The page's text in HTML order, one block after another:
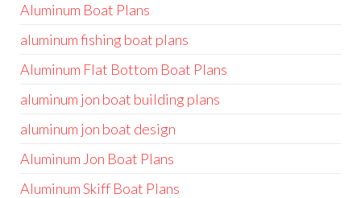
Aluminum Boat Plans
aluminum fishing boat plans
Aluminum Flat Bottom Boat Plans
aluminum jon boat building plans
aluminum jon boat design
Aluminum Jon Boat Plans
Aluminum Skiff Boat Plans